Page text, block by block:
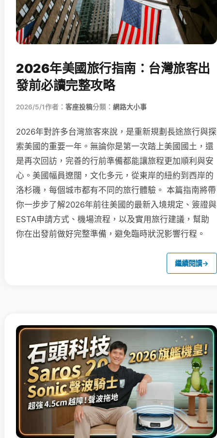
2026年美國旅行指南：台灣旅客出
發前必讀完整攻略
2026/5/1作者： 客座投稿分類： 網路大小事
2026年對許多台灣旅客來說，是重新規劃長途旅行與探
索美國的重要一年。無論你是第一次踏上美國國土，還
是再次回訪，完善的行前準備都能讓旅程更加順利與安
心。美國幅員遼闊，文化多元，從東岸的紐約到西岸的
洛杉磯，每個城市都有不同的旅行體驗。 本篇指南將帶
你一步步了解2026年前往美國的最新入境規定、簽證與
ESTA申請方式、機場流程，以及實用旅行建議，幫助
你在出發前做好完整準備，避免臨時狀況影響行程。
繼續閱讀→